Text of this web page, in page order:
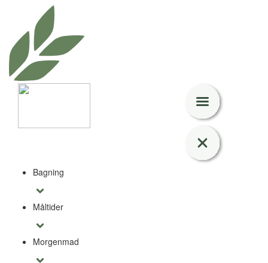
Bagning
Måltider
Morgenmad